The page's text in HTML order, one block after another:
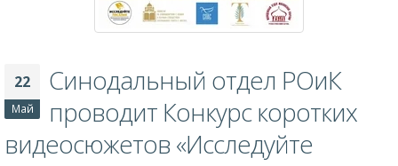
22
Май
Синодальный отдел РОиК
проводит Конкурс коротких
видеосюжетов «Исследуйте